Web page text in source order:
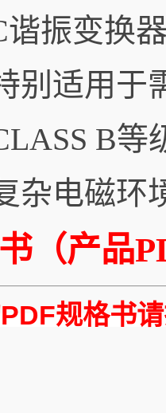
谐振变换
别适用于
B等
杂电磁环
（产品
规格书请